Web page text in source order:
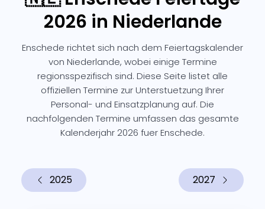
2026 in Niederlande
Enschede richtet sich nach dem Feiertagskalender
von Niederlande, wobei einige Termine
regionsspezifisch sind. Diese Seite listet alle
offiziellen Termine zur Unterstuetzung Ihrer
Personal- und Einsatzplanung auf. Die
nachfolgenden Termine umfassen das gesamte
Kalenderjahr 2026 fuer Enschede.
2025 2027